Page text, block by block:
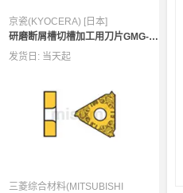
京瓷(KYOCERA) [日本]
研磨断屑槽切槽加工用刀片GMG-MG（切削锋利度精密级）
发货日: 当天起
三菱综合材料(MITSUBISHI